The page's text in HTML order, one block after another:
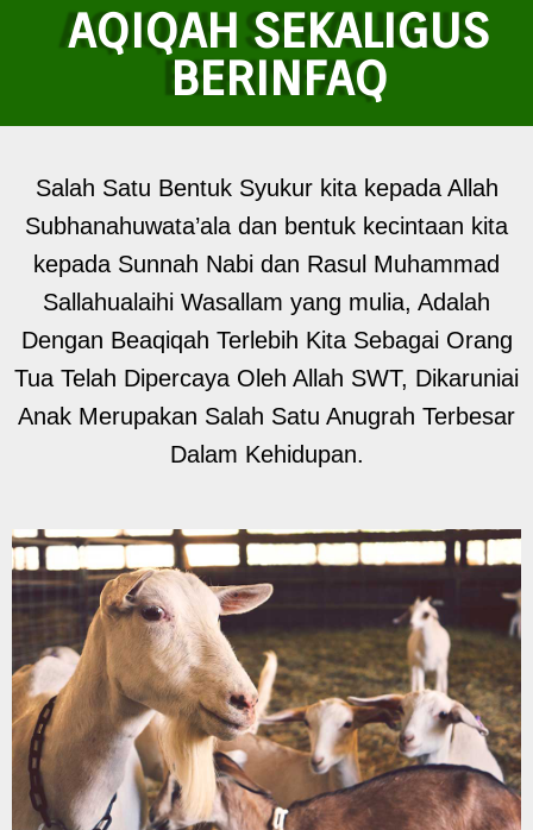
AQIQAH SEKALIGUS
BERINFAQ
Salah Satu Bentuk Syukur kita kepada Allah
Subhanahuwata’ala dan bentuk kecintaan kita
kepada Sunnah Nabi dan Rasul Muhammad
Sallahualaihi Wasallam yang mulia, Adalah
Dengan Beaqiqah Terlebih Kita Sebagai Orang
Tua Telah Dipercaya Oleh Allah SWT, Dikaruniai
Anak Merupakan Salah Satu Anugrah Terbesar
Dalam Kehidupan.